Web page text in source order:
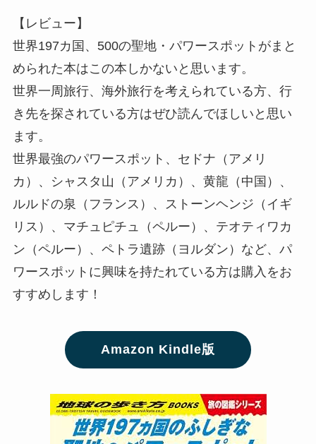
【レビュー】
世界197カ国、500の聖地・パワースポットがまと
められた本はこの本しかないと思います。
世界一周旅行、海外旅行を考えられている方、行
き先を探されている方はぜひ読んでほしいと思い
ます。
世界最強のパワースポット、セドナ（アメリ
カ）、シャスタ山（アメリカ）、黄龍（中国）、
ルルドの泉（フランス）、ストーンヘンジ（イギ
リス）、マチュピチュ（ペルー）、テオティワカ
ン（ペルー）、ペトラ遺跡（ヨルダン）など、パ
ワースポットに興味を持たれている方は購入をお
すすめします！
Amazon Kindle版